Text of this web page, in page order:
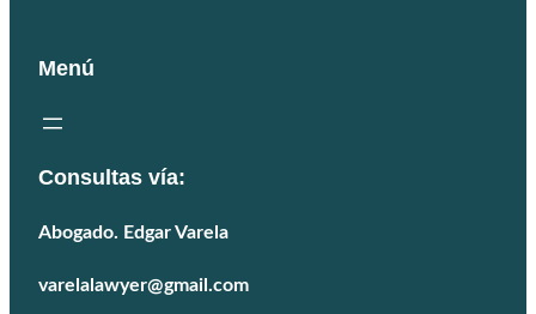
Menú
Consultas vía:
Abogado. Edgar Varela
varelalawyer@gmail.com